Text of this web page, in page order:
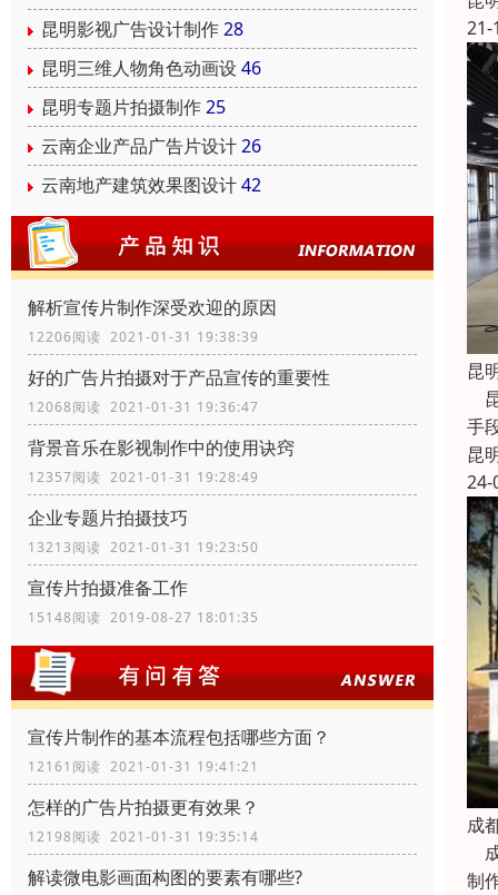
昆明影视广告设计制作28
昆明三维人物角色动画设 46
昆明专题片拍摄制作25
云南企业产品广告片设计26
云南地产建筑效果图设计42
解析宣传片制作深受欢迎的原因
12206阅读 2021-01-31 19:38:39
好的广告片拍摄对于产品宣传的重要性
12068阅读 2021-01-31 19:36:47
背景音乐在影视制作中的使用诀窍
12357阅读 2021-01-31 19:28:49
企业专题片拍摄技巧
13213阅读 2021-01-31 19:23:50
宣传片拍摄准备工作
15148阅读 2019-08-27 18:01:35
宣传片制作的基本流程包括哪些方面？
12161阅读 2021-01-31 19:41:21
怎样的广告片拍摄更有效果？
12198阅读 2021-01-31 19:35:14
解读微电影画面构图的要素有哪些?
21-
昆
手
昆
24-
成
制